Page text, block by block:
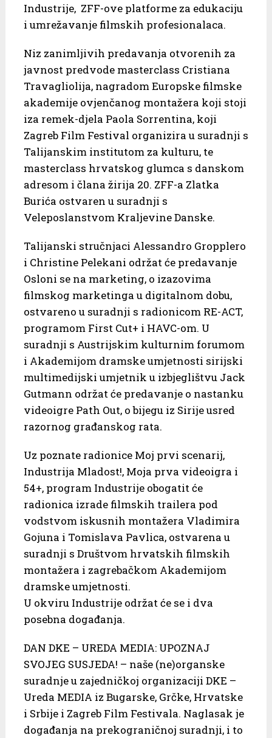
Industrije, ZFF-ove platforme za edukaciju
i umrežavanje filmskih profesionalaca.
Niz zanimljivih predavanja otvorenih za
javnost predvode masterclass Cristiana
Travagliolija, nagradom Europske filmske
akademije ovjenčanog montažera koji stoji
iza remek-djela Paola Sorrentina, koji
Zagreb Film Festival organizira u suradnji s
Talijanskim institutom za kulturu, te
masterclass hrvatskog glumca s danskom
adresom i člana žirija 20. ZFF-a Zlatka
Burića ostvaren u suradnji s
Veleposlanstvom Kraljevine Danske.
Talijanski stručnjaci Alessandro Gropplero
i Christine Pelekani održat će predavanje
Osloni se na marketing, o izazovima
filmskog marketinga u digitalnom dobu,
ostvareno u suradnji s radionicom RE-ACT,
programom First Cut+ i HAVC-om. U
suradnji s Austrijskim kulturnim forumom
i Akademijom dramske umjetnosti sirijski
multimedijski umjetnik u izbjeglištvu Jack
Gutmann održat će predavanje o nastanku
videoigre Path Out, o bijegu iz Sirije usred
razornog građanskog rata.
Uz poznate radionice Moj prvi scenarij,
Industrija Mladost!, Moja prva videoigra i
54+, program Industrije obogatit će
radionica izrade filmskih trailera pod
vodstvom iskusnih montažera Vladimira
Gojuna i Tomislava Pavlica, ostvarena u
suradnji s Društvom hrvatskih filmskih
montažera i zagrebačkom Akademijom
dramske umjetnosti.
U okviru Industrije održat će se i dva
posebna događanja.
DAN DKE – UREDA MEDIA: UPOZNAJ
SVOJEG SUSJEDA! – naše (ne)organske
suradnje u zajedničkoj organizaciji DKE –
Ureda MEDIA iz Bugarske, Grčke, Hrvatske
i Srbije i Zagreb Film Festivala. Naglasak je
događanja na prekograničnoj suradnji, i to